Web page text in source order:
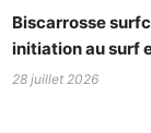
Biscarrosse
initiation au surf
28 juillet 2026